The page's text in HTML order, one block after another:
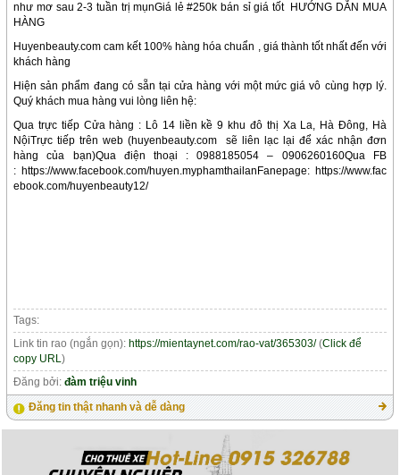
như mơ sau 2-3 tuần trị mụnGiá lẻ #250k bán sỉ giá tốt HƯỚNG DẪN MUA
HÀNG
Huyenbeauty.com cam kết 100% hàng hóa chuẩn , giá thành tốt nhất đến với
khách hàng
Hiện sản phẩm đang có sẵn tại cửa hàng với một mức giá vô cùng hợp lý.
Quý khách mua hàng vui lòng liên hệ:
Qua trực tiếp Cửa hàng : Lô 14 liền kề 9 khu đô thị Xa La, Hà Đông, Hà
NộiTrực tiếp trên web (huyenbeauty.com sẽ liên lạc lại để xác nhận đơn
hàng của bạn)Qua điện thoại : 0988185054 – 0906260160Qua FB
: https://www.facebook.com/huyen.myphamthailanFanepage: https://www.fac
ebook.com/huyenbeauty12/
Tags:
Link tin rao (ngắn gọn): https://mientaynet.com/rao-vat/365303/(Click để
copy URL)
Đăng bởi:đàm triệu vinh
Đăng tin thật nhanh và dễ dàng